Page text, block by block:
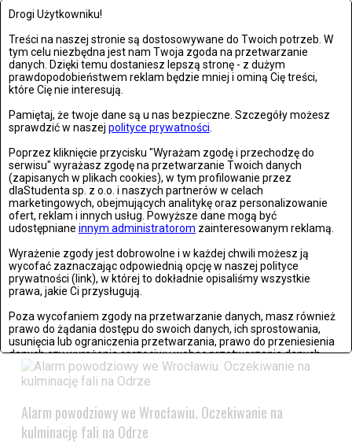
Drogi Użytkowniku!
Treści na naszej stronie są dostosowywane do Twoich potrzeb. W
tym celu niezbędna jest nam Twoja zgoda na przetwarzanie
danych. Dzięki temu dostaniesz lepszą stronę - z dużym
prawdopodobieństwem reklam będzie mniej i ominą Cię treści,
które Cię nie interesują.
Pamiętaj, że twoje dane są u nas bezpieczne. Szczegóły możesz
sprawdzić w naszej polityce prywatności
Poprzez kliknięcie przycisku "Wyrażam zgodę i przechodzę do
serwisu" wyrażasz zgodę na przetwarzanie Twoich danych
(zapisanych w plikach cookies), w tym profilowanie przez
dlaStudenta sp. z o.o. i naszych partnerów w celach
marketingowych, obejmujących analitykę oraz personalizowanie
ofert, reklam i innych usług. Powyższe dane mogą być
udostępniane innym administratorom zainteresowanym reklamą.
Wyrażenie zgody jest dobrowolne i w każdej chwili możesz ją
wycofać zaznaczając odpowiednią opcję w naszej polityce
prywatności (link), w której to dokładnie opisaliśmy wszystkie
prawa, jakie Ci przysługują.
Poza wycofaniem zgody na przetwarzanie danych, masz również
prawo do żądania dostępu do swoich danych, ich sprostowania,
usunięcia lub ograniczenia przetwarzania, prawo do przeniesienia
danych czy wyrażenia sprzeciwu wobec przetwarzania danych.
Jeżeli nie chcesz wyrazić zgody na przetwarzanie plików cookies,
ustawień zaawansowanych
Wyrażam zgodę i przechodzę do serwisu
Stronie Śląskie w ruinach: skutki niszczycielskiej powodzi
Zdjęć: 25
Lądek Zdrój po powodzi
Zdjęć: 59
Alarm powodziowy we Wrocławiu. Oczekiwanie na
kulminację fali na Odrze